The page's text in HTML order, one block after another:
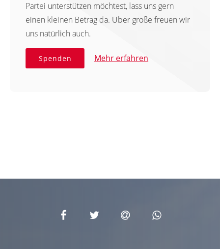
Partei unterstützen möchtest, lass uns gern
einen kleinen Betrag da. Über große freuen wir
uns natürlich auch.
Spenden Mehr erfahren